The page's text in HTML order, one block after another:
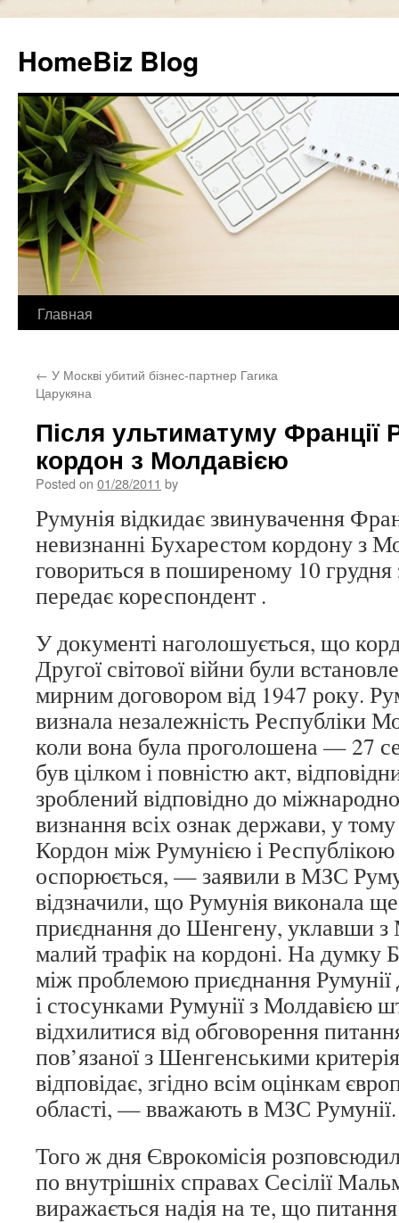
HomeBiz Blog
Skip
content
Главная
← У Москві убитий бізнес-партнер Гагика
Царукяна
Після ультиматуму Франції
кордон з Молдавією
Posted on 01/28/2011 by
Румунія відкидає звинувачення
невизнанні Бухарестом кордону з
говориться в поширеному 10 грудня
передає кореспондент .
У документі наголошується, що
Другої світової війни були
мирним договором від 1947 року.
визнала незалежність Республіки
коли вона була проголошена — 27
був цілком і повністю акт,
зроблений відповідно до
визнання всіх ознак держави, у
Кордон між Румунією і
оспорюється, — заявили в МЗС
відзначили, що Румунія виконала
приєднання до Шенгену, уклавши з
малий трафік на кордоні. На думку
між проблемою приєднання
і стосунками Румунії з Молдавією
відхилитися від обговорення
пов’язаної з Шенгенськими
відповідає, згідно всім оцінкам
області, — вважають в МЗС Румунії.
Того ж дня Єврокомісія
по внутрішніх справах Сесілії
виражається надія на те, що